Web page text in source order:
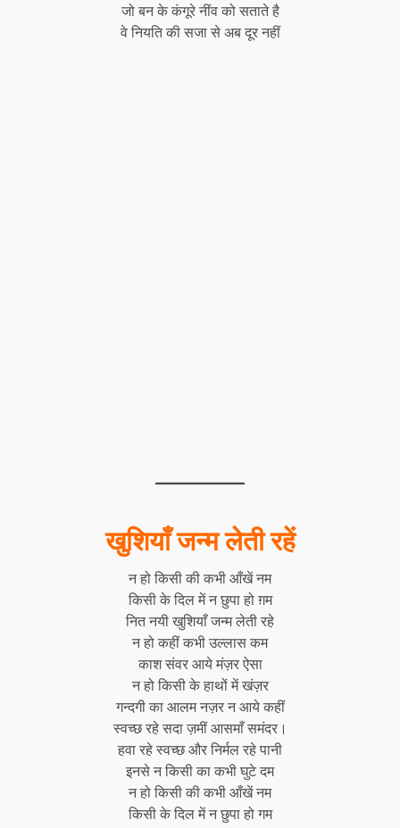
जो बन के कंगूरे नींव को सताते है
वे नियति की सजा से अब दूर नहीं
खुशियाँ जन्म लेती रहें
न हो किसी की कभी आँखें नम
किसी के दिल में न छुपा हो ग़म
नित नयी खुशियाँ जन्म लेती रहे
न हो कहीं कभी उल्लास कम
काश संवर आये मंज़र ऐसा
न हो किसी के हाथों में खंज़र
गन्दगी का आलम नज़र न आये कहीं
स्वच्छ रहे सदा ज़मीं आसमाँ समंदर।
हवा रहे स्वच्छ और निर्मल रहे पानी
इनसे न किसी का कभी घुटे दम
न हो किसी की कभी आँखें नम
किसी के दिल में न छुपा हो गम